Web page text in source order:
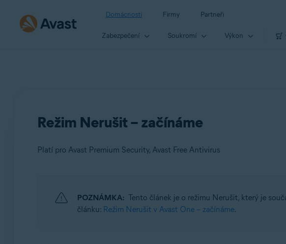
Domácnosti Firmy Partneři
Zabezpečení Soukromí Výkon
Režim Nerušit – začínáme
Platí pro Avast Premium Security, Avast Free Antivirus
Avast Premium Security
POZNÁMKA: Tento článek je o režimu Nerušit, který je
článku: Režim Nerušit v Avast One – začínáme.